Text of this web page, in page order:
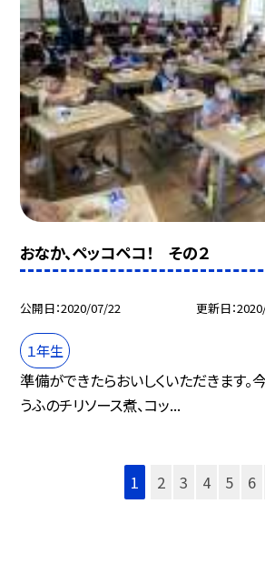
おなか、ペッコペコ！ その２
公開日 2020/07/22 更新日
１年生
準備ができたらおいしくいただきます。
うふのチリソース煮、コッ...
1 2 3 4 5 6